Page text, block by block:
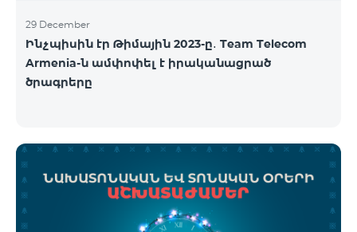
29 December
Ինչպիսին էր Թիմային 2023-ը․ Team Telecom
Armenia-ն ամփոփել է իրականացրած
ծրագրերը